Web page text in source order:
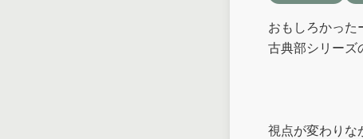
おもしろかった
古典部シリーズ
視点が変わりな